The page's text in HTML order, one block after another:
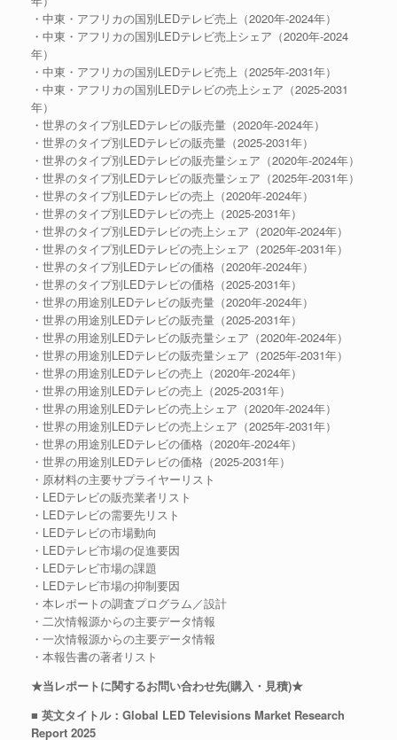
・中東・アフリカの国別LEDテレビ売上（2020年-2024年）
・中東・アフリカの国別LEDテレビ売上シェア（2020年-2024
年）
・中東・アフリカの国別LEDテレビ売上（2025年-2031年）
・中東・アフリカの国別LEDテレビの売上シェア（2025-2031
年）
・世界のタイプ別LEDテレビの販売量（2020年-2024年）
・世界のタイプ別LEDテレビの販売量（2025-2031年）
・世界のタイプ別LEDテレビの販売量シェア（2020年-2024年）
・世界のタイプ別LEDテレビの販売量シェア（2025年-2031年）
・世界のタイプ別LEDテレビの売上（2020年-2024年）
・世界のタイプ別LEDテレビの売上（2025-2031年）
・世界のタイプ別LEDテレビの売上シェア（2020年-2024年）
・世界のタイプ別LEDテレビの売上シェア（2025年-2031年）
・世界のタイプ別LEDテレビの価格（2020年-2024年）
・世界のタイプ別LEDテレビの価格（2025-2031年）
・世界の用途別LEDテレビの販売量（2020年-2024年）
・世界の用途別LEDテレビの販売量（2025-2031年）
・世界の用途別LEDテレビの販売量シェア（2020年-2024年）
・世界の用途別LEDテレビの販売量シェア（2025年-2031年）
・世界の用途別LEDテレビの売上（2020年-2024年）
・世界の用途別LEDテレビの売上（2025-2031年）
・世界の用途別LEDテレビの売上シェア（2020年-2024年）
・世界の用途別LEDテレビの売上シェア（2025年-2031年）
・世界の用途別LEDテレビの価格（2020年-2024年）
・世界の用途別LEDテレビの価格（2025-2031年）
・原材料の主要サプライヤーリスト
・LEDテレビの販売業者リスト
・LEDテレビの需要先リスト
・LEDテレビの市場動向
・LEDテレビ市場の促進要因
・LEDテレビ市場の課題
・LEDテレビ市場の抑制要因
・本レポートの調査プログラム／設計
・二次情報源からの主要データ情報
・一次情報源からの主要データ情報
・本報告書の著者リスト
★当レポートに関するお問い合わせ先(購入・見積)★
■ 英文タイトル：Global LED Televisions Market Research
Report 2025